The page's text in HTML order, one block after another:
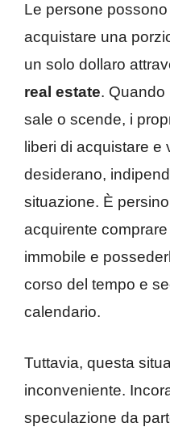
Le persone
acquistare una
un solo dollaro
real estate. Quando
sale o scende, i
liberi di acquistare e
desiderano,
situazione. È
acquirente
immobile e
corso del tempo e
calendario.
Tuttavia, questa
inconveniente.
speculazione da